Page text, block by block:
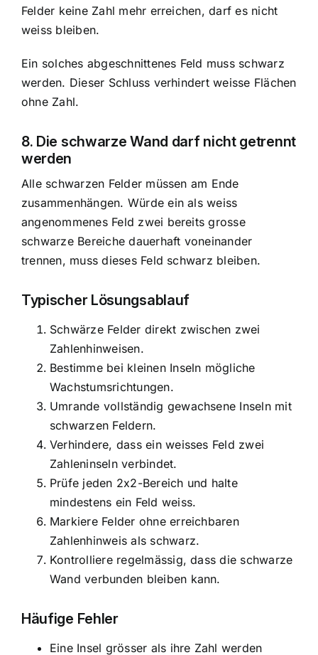
Felder keine Zahl mehr erreichen, darf es nicht
weiss bleiben.
Ein solches abgeschnittenes Feld muss schwarz
werden. Dieser Schluss verhindert weisse Flächen
ohne Zahl.
8. Die schwarze Wand darf nicht getrennt
werden
Alle schwarzen Felder müssen am Ende
zusammenhängen. Würde ein als weiss
angenommenes Feld zwei bereits grosse
schwarze Bereiche dauerhaft voneinander
trennen, muss dieses Feld schwarz bleiben.
Typischer Lösungsablauf
Schwärze Felder direkt zwischen zwei
Zahlenhinweisen.
Bestimme bei kleinen Inseln mögliche
Wachstumsrichtungen.
Umrande vollständig gewachsene Inseln mit
schwarzen Feldern.
Verhindere, dass ein weisses Feld zwei
Zahleninseln verbindet.
Prüfe jeden 2x2-Bereich und halte
mindestens ein Feld weiss.
Markiere Felder ohne erreichbaren
Zahlenhinweis als schwarz.
Kontrolliere regelmässig, dass die schwarze
Wand verbunden bleiben kann.
Häufige Fehler
Eine Insel grösser als ihre Zahl werden